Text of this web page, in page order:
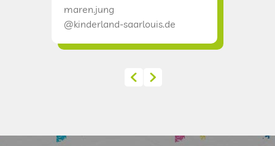
INTERNATIONAL
maren.jung
@kinderland-saarlouis.de